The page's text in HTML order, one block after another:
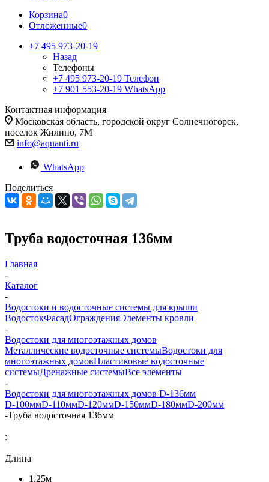
Корзина0
Отложенные0
+7 495 973-20-19
Назад
Телефоны
+7 495 973-20-19 Телефон
+7 901 553-20-19 WhatsApp
Контактная информация
Московская область, городской округ Солнечногорск,
поселок Жилино, 7М
info@aquanti.ru
WhatsApp
Поделиться
Труба водосточная 136мм
Главная
-
Каталог
-
Водостоки и водосточные системы для крыши
ВодостокФасадОгражденияЭлементы кровли
-
Водостоки для многоэтажных домов
Металлические водосточные системыВодостоки для
многоэтажных домовПластиковые водосточные
системыДренажные системыВсе элементы
-
Водостоки для многоэтажных домов D-136мм
D-100ммD-110ммD-120ммD-150ммD-180ммD-200мм
-Труба водосточная 136мм
:
Длина
1,25м